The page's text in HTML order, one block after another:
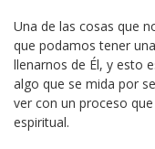
Una de las cosas que
que podamos tener
llenarnos de Él, y esto
algo que se mida por
ver con un proceso
espiritual.